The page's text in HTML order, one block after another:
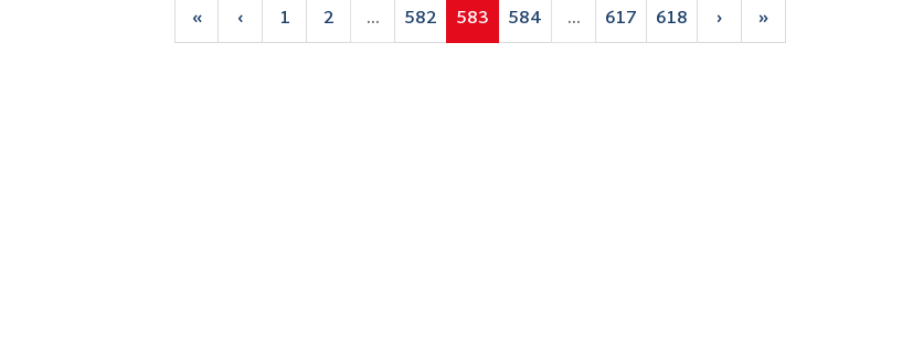
« ‹ 1 2 ... 582 583 584 ... 617 618 › »